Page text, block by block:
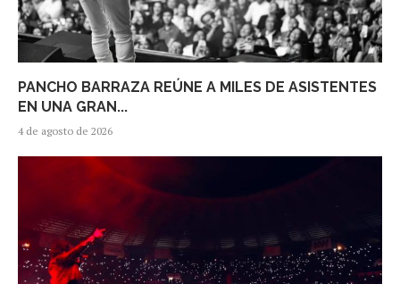
PANCHO BARRAZA REÚNE A MILES DE ASISTENTES
EN UNA GRAN...
4 de agosto de 2026